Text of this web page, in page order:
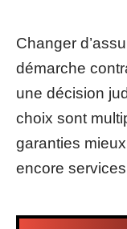
Changer
démarche
une décision
choix sont
garanties
encore